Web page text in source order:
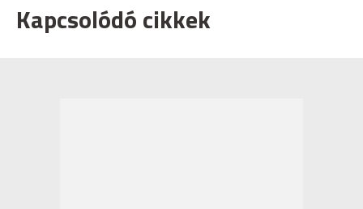
Kapcsolódó cikkek